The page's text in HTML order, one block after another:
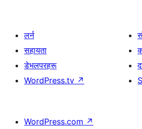
लर्न
सहायता
डेभलपरहरू
WordPress.tv ↗
WordPress.com ↗